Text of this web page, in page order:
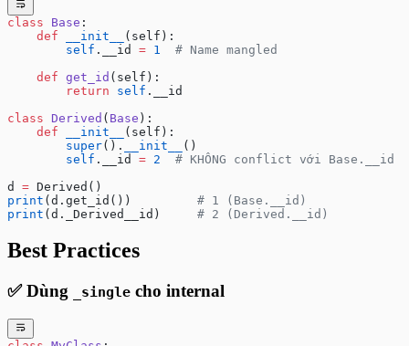
class Base :
    def
__init__
(self):
        self
.__id = 1
  # Name mangled
    def
get_id (self):
        return
self .__id
class Derived ( Base ):
    def
__init__
(self):
        super
(). __init__
()
        self
.__id = 2
  # KHÔNG conflict với Base.__id
d = Derived()
print (d.get_id()) # 1 (Base.__id)
print (d._Derived__id) # 2 (Derived.__id)
Best Practices
✅ Dùng _single cho internal